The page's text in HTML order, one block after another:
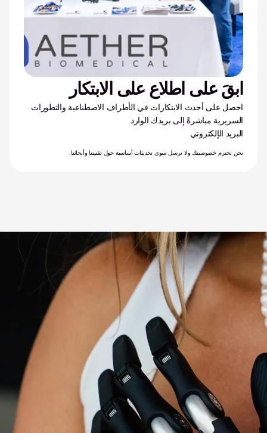
ابقَ على اطلاع على الابتكار
السريرية مباشرةً إلى بريدك الوارد
البريد الإلكتروني
نحن نحترم خصوصيتك ولا نرسل سوى تحديثات أساسية حول تقنيتنا وأبحاثنا.